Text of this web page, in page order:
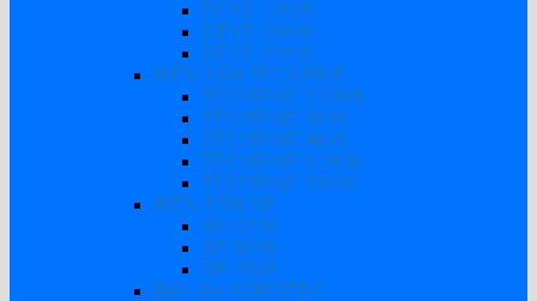
DEYE 12KW
DEYE 16KW
DEYE 20KW
BIẾN TẦN TECHFINE
TECHFINE 1200W
TECHFINE 3KW
TECHFINE 4KW
TECHFINE 6.2KW
TECHFINE 11KW
BIẾN TẦN SP
SP 3200
SP 4200
SP 7000
Biến tần SOROTEC